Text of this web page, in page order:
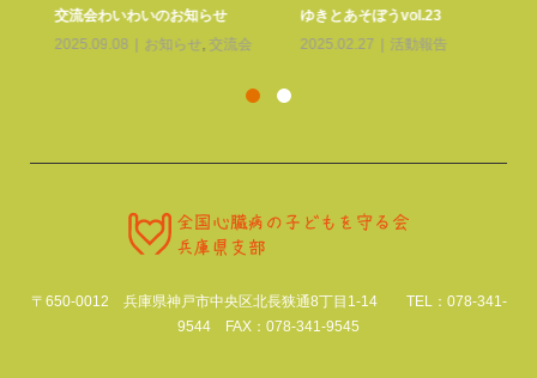
交流会わいわいのお知らせ
2025.09.08
お知らせ,交流会
ゆきとあそぼうvol.23
2025.02.27
活動報告
〒650-0012 兵庫県神戸市中央区北長狭通8丁目1-14 TEL：078-341-
9544 FAX：078-341-9545